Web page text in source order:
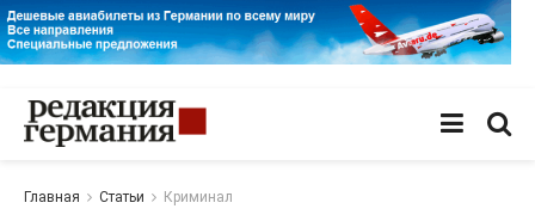
Главная Статьи Криминал